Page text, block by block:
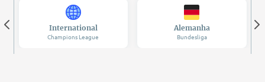
International
Champions League
Alemanha
Bundesliga